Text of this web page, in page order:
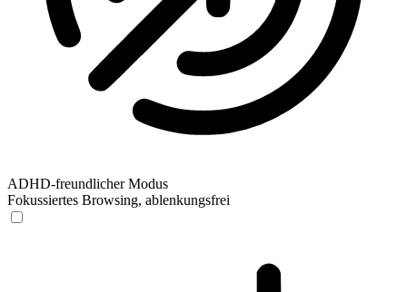
ADHD-freundlicher Modus
Fokussiertes Browsing, ablenkungsfrei